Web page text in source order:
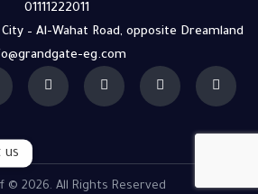
01111222011
– Al-Wahat Road, opposite Dreamland
eg.com
© 2026. All Rights Reserved.
us